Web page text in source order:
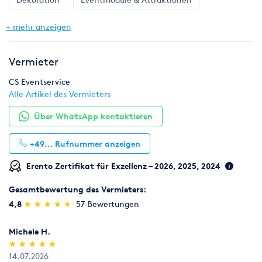
Gastronomie & Bar
Möbel Pflanzen
Ton & Beschallung Zelte & Zeltsysteme
+ mehr anzeigen
Vermieter
CS Eventservice
Alle Artikel des Vermieters
Über WhatsApp kontaktieren
+49... Rufnummer anzeigen
Erento Zertifikat für Exzellenz – 2026, 2025, 2024
Gesamtbewertung des Vermieters:
4,8 (*)
★
★
(*) ★
★
(*) ★
★
(*) ★
★
(*) ★
★ 57 Bewertungen
Michele H.
(*)
★
★
(*) ★
★
(*) ★
★
(*) ★
★
(*) ★
★
14.07.2026